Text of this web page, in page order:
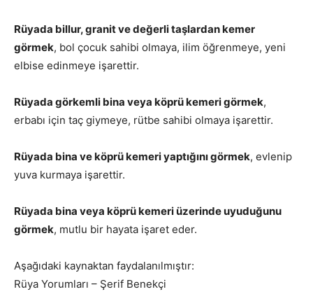
Rüyada billur, granit ve değerli taşlardan kemer
görmek, bol çocuk sahibi olmaya, ilim öğrenmeye, yeni
elbise edinmeye işarettir.
Rüyada görkemli bina veya köprü kemeri görmek,
erbabı için taç giymeye, rütbe sahibi olmaya işarettir.
Rüyada bina ve köprü kemeri yaptığını görmek, evlenip
yuva kurmaya işarettir.
Rüyada bina veya köprü kemeri üzerinde uyuduğunu
görmek, mutlu bir hayata işaret eder.
Aşağıdaki kaynaktan faydalanılmıştır:
Rüya Yorumları – Şerif Benekçi